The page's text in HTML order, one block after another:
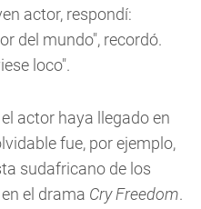
actor, respondí:
del mundo", recordó.
loco".
actor haya llegado en
fue, por ejemplo,
sudafricano de los
el drama Cry Freedom.